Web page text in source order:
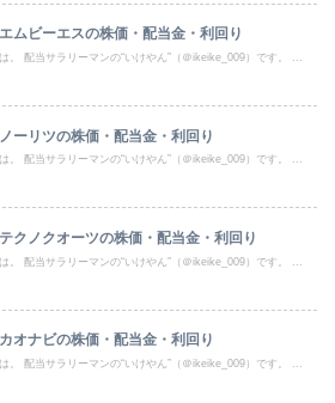
ムビーエスの株価・配当金・利回り
。 配当サラリーマンの“いけやん”（＠ikeike_009）です。 ...
ーリツの株価・配当金・利回り
。 配当サラリーマンの“いけやん”（＠ikeike_009）です。 ...
クノクオーツの株価・配当金・利回り
。 配当サラリーマンの“いけやん”（＠ikeike_009）です。 ...
オナビの株価・配当金・利回り
。 配当サラリーマンの“いけやん”（＠ikeike_009）です。 ...